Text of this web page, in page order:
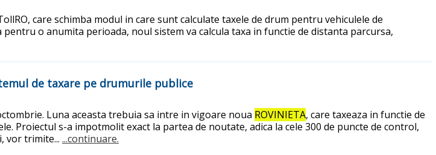
care schimba modul in care sunt calculate taxele de drum pentru vehiculele de
pentru o anumita perioada, noul sistem va calcula taxa in functie de distanta parcursa,
de taxare pe drumurile publice
Luna aceasta trebuia sa intre in vigoare noua ROVINIETA, care taxeaza in functie de
Proiectul s-a impotmolit exact la partea de noutate, adica la cele 300 de puncte de control,
vor trimite... ...continuare.